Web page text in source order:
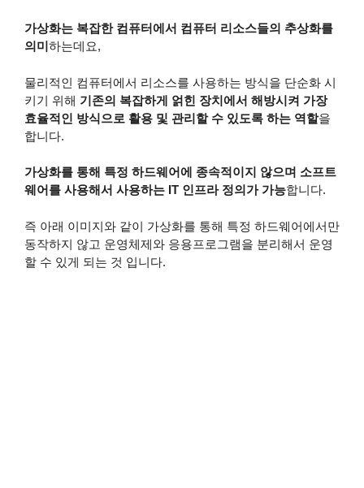
가상화는 복잡한 컴퓨터에서 컴퓨터 리소스들의 추상화를
의미하는데요,
물리적인 컴퓨터에서 리소스를 사용하는 방식을 단순화 시
키기 위해 기존의 복잡하게 얽힌 장치에서 해방시켜 가장
효율적인 방식으로 활용 및 관리할 수 있도록 하는 역할을
합니다.
가상화를 통해 특정 하드웨어에 종속적이지 않으며 소프트
웨어를 사용해서 사용하는 IT 인프라 정의가 가능합니다.
즉 아래 이미지와 같이 가상화를 통해 특정 하드웨어에서만
동작하지 않고 운영체제와 응용프로그램을 분리해서 운영
할 수 있게 되는 것 입니다.